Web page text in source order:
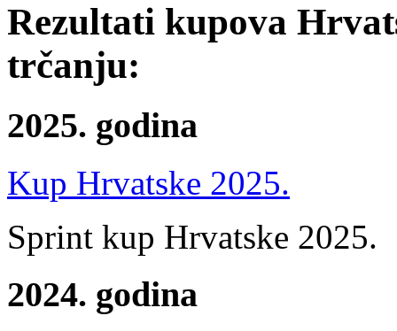
Rezultati kupova
trčanju:
2025. godina
Kup Hrvatske 2025.
Sprint kup Hrvatske 2025.
2024. godina